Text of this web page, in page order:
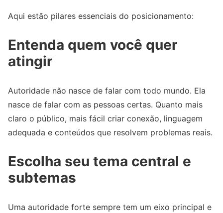
Aqui estão pilares essenciais do posicionamento:
Entenda quem você quer
atingir
Autoridade não nasce de falar com todo mundo. Ela
nasce de falar com as pessoas certas. Quanto mais
claro o público, mais fácil criar conexão, linguagem
adequada e conteúdos que resolvem problemas reais.
Escolha seu tema central e
subtemas
Uma autoridade forte sempre tem um eixo principal e